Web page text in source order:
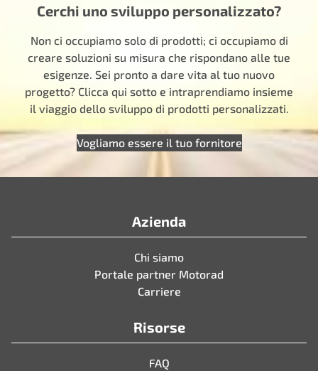
Cerchi uno sviluppo personalizzato?
Non ci occupiamo solo di prodotti; ci occupiamo di
creare soluzioni su misura che rispondano alle tue
esigenze. Sei pronto a dare vita al tuo nuovo
progetto? Clicca qui sotto e intraprendiamo insieme
il viaggio dello sviluppo di prodotti personalizzati.
Vogliamo essere il tuo fornitore
Azienda
Chi siamo
Portale partner Motorad
Carriere
Risorse
FAQ